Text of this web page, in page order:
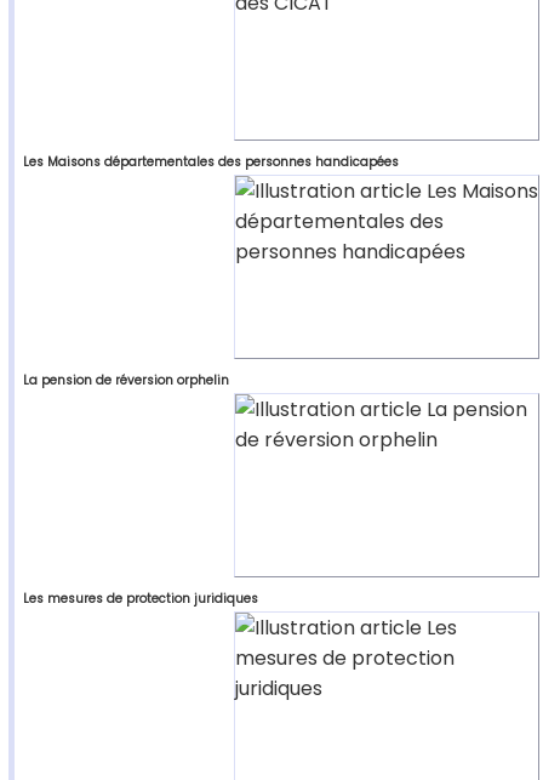
Les Maisons départementales des personnes handicapées
La pension de réversion orphelin
Les mesures de protection juridiques